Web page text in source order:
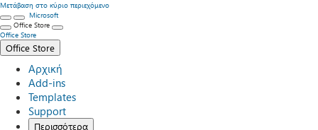
Μετάβαση στο κύριο περιεχόμενο
Microsoft
Office Store
Office Store
Office Store
Αρχική
Add-ins
Templates
Support
Περισσότερα